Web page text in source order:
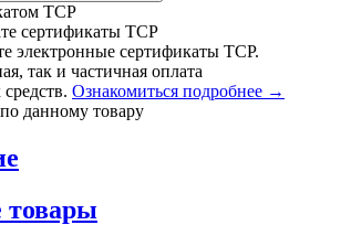
ТСР
сертификаты ТСР
электронные сертификаты ТСР.
так и частичная оплата
Ознакомиться подробнее →
по данному товару
товары